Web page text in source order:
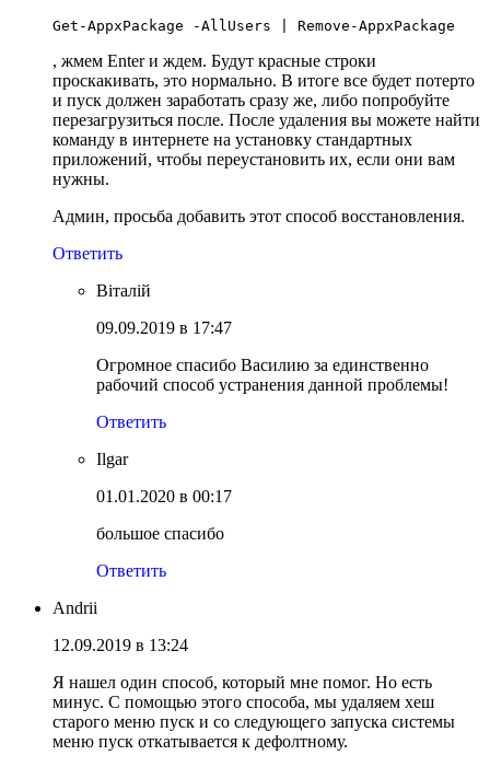
Get-AppxPackage -AllUsers | Remove-AppxPackage
, жмем Enter и ждем. Будут красные строки
проскакивать, это нормально. В итоге все будет потерто
и пуск должен заработать сразу же, либо попробуйте
перезагрузиться после. После удаления вы можете найти
команду в интернете на установку стандартных
приложений, чтобы переустановить их, если они вам
нужны.
Админ, просьба добавить этот способ восстановления.
Ответить
Віталій
09.09.2019 в 17:47
Огромное спасибо Василию за единственно
рабочий способ устранения данной проблемы!
Ответить
Ilgar
01.01.2020 в 00:17
большое спасибо
Ответить
Andrii
12.09.2019 в 13:24
Я нашел один способ, который мне помог. Но есть
минус. С помощью этого способа, мы удаляем хеш
старого меню пуск и со следующего запуска системы
меню пуск откатывается к дефолтному.